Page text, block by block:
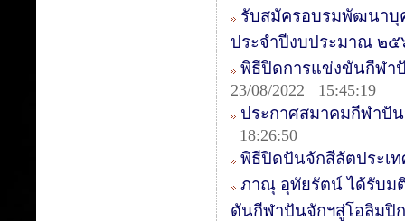
รับสมัครอบรมพัฒนาบุ
ประจำปีงบประมาณ ๒
พิธีปิดการแข่งขันกีฬา
23/08/2022 15:45:19
ประกาศสมาคมกีฬาปั
18:26:50
พิธีปิดปันจักสีลัตประเ
ภาณุ อุทัยรัตน์ ได้รับม
ดันกีฬาปันจักฯสู่โอลิมปิก